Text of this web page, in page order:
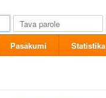
Pasākumi Statistika